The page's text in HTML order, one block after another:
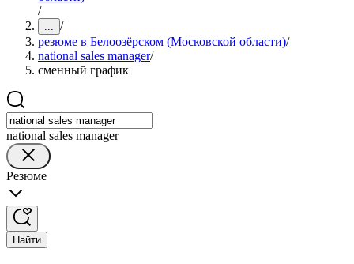
/
... /
резюме в Белоозёрском (Московской области)/
national sales manager/
сменный график
national sales manager
Резюме
Найти